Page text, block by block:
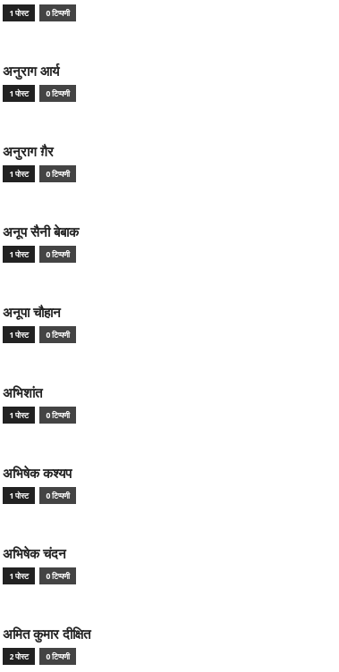
1 पोस्ट 0 टिप्पणी
अनुराग आर्य
1 पोस्ट 0 टिप्पणी
अनुराग ग़ैर
1 पोस्ट 0 टिप्पणी
अनूप सैनी बेबाक
1 पोस्ट 0 टिप्पणी
अनूपा चौहान
1 पोस्ट 0 टिप्पणी
अभिशांत
1 पोस्ट 0 टिप्पणी
अभिषेक कश्यप
1 पोस्ट 0 टिप्पणी
अभिषेक चंदन
1 पोस्ट 0 टिप्पणी
अमित कुमार दीक्षित
2 पोस्ट 0 टिप्पणी